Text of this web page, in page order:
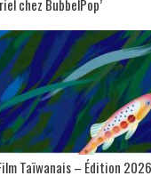
chez BubbelPop’
Taïwanais – Édition